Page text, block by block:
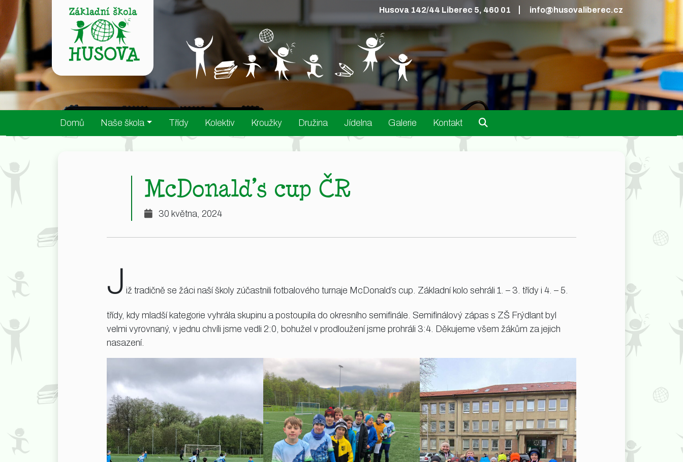
Husova 142/44 Liberec 5, 460 01 info@husovaliberec.cz
Domů Naše škola Třídy Kolektiv Kroužky Družina Jídelna Galerie Kontakt
McDonald’s cup ČR
30 května, 2024
J iž tradičně se žáci naší školy zúčastnili fotbalového turnaje McDonald’s cup. Základní kolo sehráli 1. – 3. třídy i 4. – 5.
třídy, kdy mladší kategorie vyhrála skupinu a postoupila do okresního semifinále. Semifinálový zápas s ZŠ Frýdlant byl
velmi vyrovnaný, v jednu chvíli jsme vedli 2:0, bohužel v prodloužení jsme prohráli 3:4. Děkujeme všem žákům za jejich
nasazení.